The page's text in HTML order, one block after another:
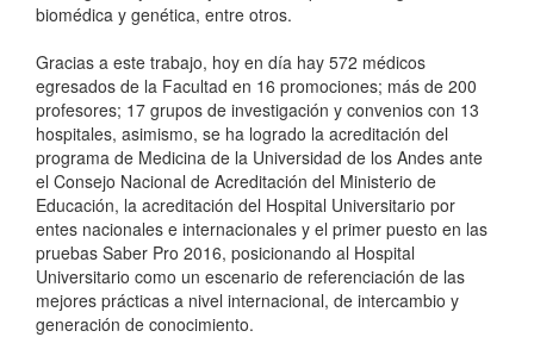
biomédica y genética, entre otros.
Gracias a este trabajo, hoy en día hay 572 médicos
egresados de la Facultad en 16 promociones; más de 200
profesores; 17 grupos de investigación y convenios con 13
hospitales, asimismo, se ha logrado la acreditación del
programa de Medicina de la Universidad de los Andes ante
el Consejo Nacional de Acreditación del Ministerio de
Educación, la acreditación del Hospital Universitario por
entes nacionales e internacionales y el primer puesto en las
pruebas Saber Pro 2016, posicionando al Hospital
Universitario como un escenario de referenciación de las
mejores prácticas a nivel internacional, de intercambio y
generación de conocimiento.